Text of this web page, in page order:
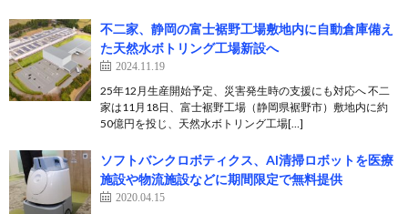
不二家、静岡の富士裾野工場敷地内に自動倉庫備え
た天然水ボトリング工場新設へ
2024.11.19
25年12月生産開始予定、災害発生時の支援にも対応へ 不二
家は11月18日、富士裾野工場（静岡県裾野市）敷地内に約
50億円を投じ、天然水ボトリング工場[…]
ソフトバンクロボティクス、AI清掃ロボットを医療
施設や物流施設などに期間限定で無料提供
2020.04.15